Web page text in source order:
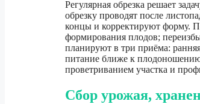
Регулярная обрезка решает
обрезку проводят после
концы и корректируют форму.
формирования плодов;
планируют в три приёма:
питание ближе к
проветриванием участка и
Сбор урожая,